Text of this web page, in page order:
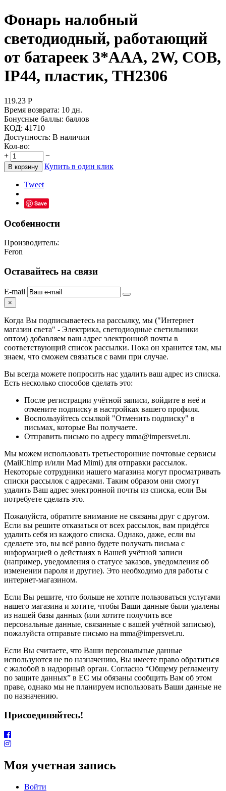
Фонарь налобный
светодиодный, работающий
от батареек 3*AAA, 2W, COB,
IP44, пластик, TH2306
119.23 Р
Время возврата: 10 дн.
Бонусные баллы: баллов
КОД: 41710
Доступность: В наличии
Кол-во:
+
−
В корзину Купить в один клик
Tweet
Save
Особенности
Производитель:
Feron
Оставайтесь на связи
E-mail
×
Когда Вы подписываетесь на рассылку, мы ("Интернет
магазин света" - Электрика, светодиодные светильники
оптом) добавляем ваш адрес электронной почты в
соответствующий список рассылки. Пока он хранится там, мы
знаем, что сможем связаться с вами при случае.
Вы всегда можете попросить нас удалить ваш адрес из списка.
Есть несколько способов сделать это:
После регистрации учётной записи, войдите в неё и
отмените подписку в настройках вашего профиля.
Воспользуйтесь ссылкой "Отменить подписку" в
письмах, которые Вы получаете.
Отправить письмо по адресу mma@impersvet.ru.
Мы можем использовать третьесторонние почтовые сервисы
(MailChimp и/или Mad Mimi) для отправки рассылок.
Некоторые сотрудники нашего магазина могут просматривать
списки рассылок с адресами. Таким образом они смогут
удалить Ваш адрес электронной почты из списка, если Вы
потребуете сделать это.
Пожалуйста, обратите внимание не связаны друг с другом.
Если вы решите отказаться от всех рассылок, вам придётся
удалить себя из каждого списка. Однако, даже, если вы
сделаете это, вы всё равно будете получать письма с
информацией о действиях в Вашей учётной записи
(например, уведомления о статусе заказов, уведомления об
изменении пароля и другие). Это необходимо для работы с
интернет-магазином.
Если Вы решите, что больше не хотите пользоваться услугами
нашего магазина и хотите, чтобы Ваши данные были удалены
из нашей базы данных (или хотите получить все
персональные данные, связанные с вашей учётной записью),
пожалуйста отправьте письмо на mma@impersvet.ru.
Если Вы считаете, что Ваши персональные данные
используются не по назначению, Вы имеете право обратиться
с жалобой в надзорный орган. Согласно “Общему регламенту
по защите данных” в ЕС мы обязаны сообщить Вам об этом
праве, однако мы не планируем использовать Ваши данные не
по назначению.
Присоединяйтесь!
Моя учетная запись
Войти